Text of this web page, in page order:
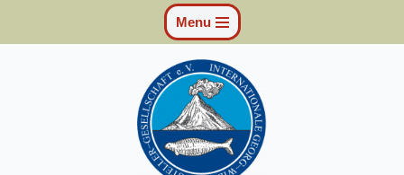
Zum
Menu